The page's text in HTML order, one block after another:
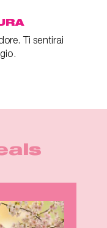
Ti sentirai